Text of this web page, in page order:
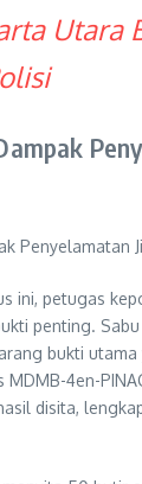
Utara
ini, petugas
penting. Sabu
bukti utama
4en-
disita,